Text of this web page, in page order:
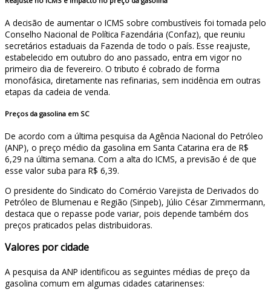
A decisão de aumentar o ICMS sobre combustíveis foi tomada pelo
Conselho Nacional de Política Fazendária (Confaz), que reuniu
secretários estaduais da Fazenda de todo o país. Esse reajuste,
estabelecido em outubro do ano passado, entra em vigor no
primeiro dia de fevereiro. O tributo é cobrado de forma
monofásica, diretamente nas refinarias, sem incidência em outras
etapas da cadeia de venda.
Preços da gasolina em SC
De acordo com a última pesquisa da Agência Nacional do Petróleo
(ANP), o preço médio da gasolina em Santa Catarina era de R$
6,29 na última semana. Com a alta do ICMS, a previsão é de que
esse valor suba para R$ 6,39.
O presidente do Sindicato do Comércio Varejista de Derivados do
Petróleo de Blumenau e Região (Sinpeb), Júlio César Zimmermann,
destaca que o repasse pode variar, pois depende também dos
preços praticados pelas distribuidoras.
Valores por cidade
A pesquisa da ANP identificou as seguintes médias de preço da
gasolina comum em algumas cidades catarinenses: